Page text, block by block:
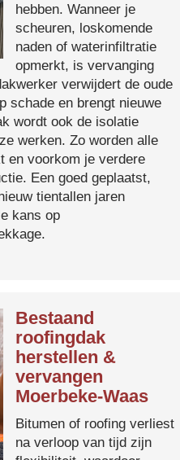
hebben. Wanneer je
scheuren, loskomende
naden of waterinfiltratie
opmerkt, is vervanging
verwijdert de oude
schade en brengt nieuwe
wordt ook de isolatie
werken. Zo worden alle
en voorkom je verdere
Een goed geplaatst,
tientallen jaren
kans op
Bestaand
roofingdak
herstellen &
vervangen
Moerbeke-Waas
Bitumen of roofing verliest
na verloop van tijd zijn